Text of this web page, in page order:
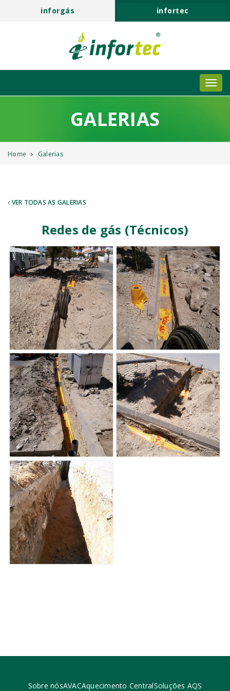
inforgás infortec
GALERIAS
Home Galerias
VER TODAS AS GALERIAS
Redes de gás (Técnicos)
Sobre nósAVACAquecimento CentralSoluções AQS